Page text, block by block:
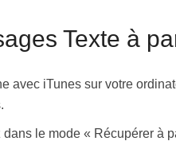
Texte à
avec iTunes sur votre
le mode « Récupérer à